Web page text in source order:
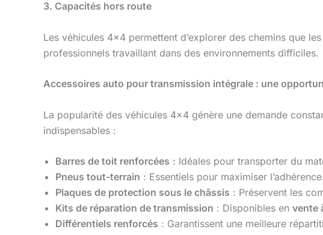
3. Capacités hors route
Les véhicules 4×4 permettent d’explorer des chemins que
professionnels travaillant dans des environnements difficiles.
Accessoires auto pour transmission intégrale : une
La popularité des véhicules 4×4 génère une demande
indispensables :
Barres de toit renforcées : Idéales pour transporter du
Pneus tout-terrain : Essentiels pour maximiser
Plaques de protection sous le châssis : Préservent les
Kits de réparation de transmission : Disponibles en vente
Différentiels renforcés : Garantissent une meilleure